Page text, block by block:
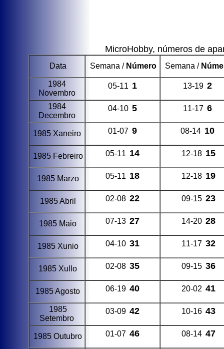
MicroHobby, números de
Data Semana / Número Semana /
1984
Novembro
05-11 1 13-19 2
1984
Decembro
04-10 5 11-17 6
1985 Xaneiro 01-07 9 08-14 10
1985 Febreiro 05-11 14 12-18 15
1985 Marzo 05-11 18 12-18 19
1985 Abril 02-08 22 09-15 23
1985 Maio 07-13 27 14-20 28
1985 Xunio 04-10 31 11-17 32
1985 Xullo 02-08 35 09-15 36
1985 Agosto 06-19 40 20-02 41
1985
Setembro
03-09 42 10-16 43
1985 Outubro 01-07 46 08-14 47